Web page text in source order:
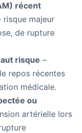
récent
risque majeur
de rupture
risque –
repos récentes
médicale.
ou
artérielle lors